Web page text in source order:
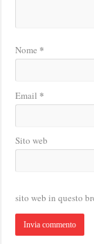
Nome *
Email *
Sito web
sito web in questo